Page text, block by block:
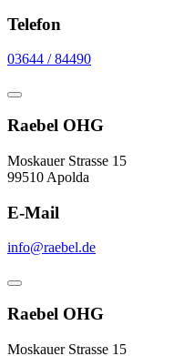
Telefon
03644 / 84490
Raebel OHG
Moskauer Strasse 15
99510 Apolda
E-Mail
info@raebel.de
Raebel OHG
Moskauer Strasse 15